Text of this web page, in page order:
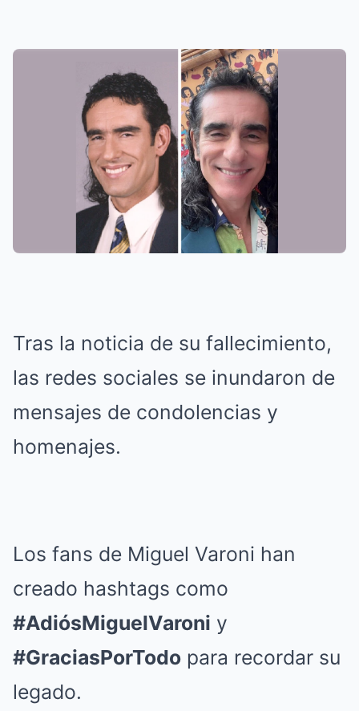
Tras la noticia de su fallecimiento,
las redes sociales se inundaron de
mensajes de condolencias y
homenajes.
Los fans de Miguel Varoni han
creado hashtags como
#AdiósMiguelVaroni y
#GraciasPorTodo para recordar su
legado.